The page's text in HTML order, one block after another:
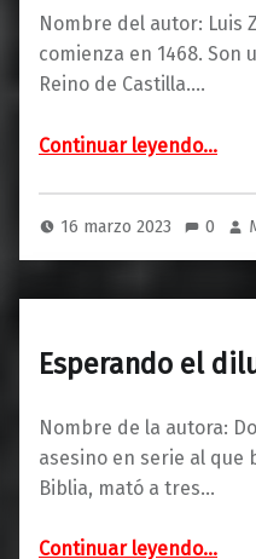
Nombre del autor: Luis
comienza en 1468. Son
Reino de Castilla.…
Continuar leyendo“El tablero de la reina (Ediciones B)”
…
16 marzo 2023 0
Esperando el
Nombre de la autora:
asesino en serie al que
Biblia, mató a tres…
Continuar leyendo…